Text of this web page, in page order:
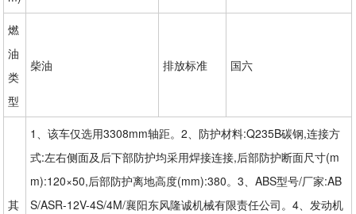
燃
油
类
型
柴油 排放标准 国六
其
1、该车仅选用3308mm轴距。2、防护材料:Q235B碳钢,连接方
式:左右侧面及后下部防护均采用焊接连接,后部防护断面尺寸(m
m):120×50,后部防护离地高度(mm):380。3、ABS型号/厂家:AB
S/ASR-12V-4S/4M/襄阳东风隆诚机械有限责任公司。4、发动机